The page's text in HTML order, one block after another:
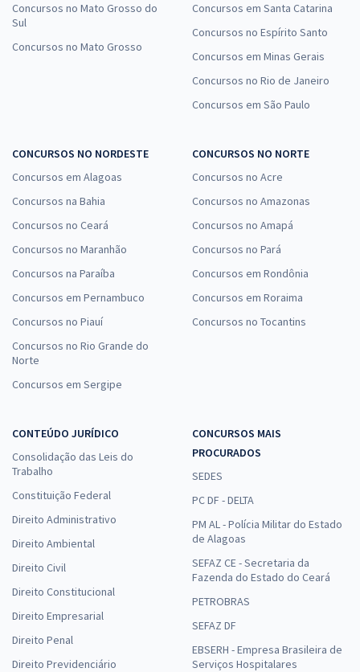
Concursos no Mato Grosso do
Sul
Concursos no Mato Grosso
Concursos em Santa Catarina
Concursos no Espírito Santo
Concursos em Minas Gerais
Concursos no Rio de Janeiro
Concursos em São Paulo
CONCURSOS NO NORDESTE
Concursos em Alagoas
Concursos na Bahia
Concursos no Ceará
Concursos no Maranhão
Concursos na Paraíba
Concursos em Pernambuco
Concursos no Piauí
Concursos no Rio Grande do
Norte
Concursos em Sergipe
CONCURSOS NO NORTE
Concursos no Acre
Concursos no Amazonas
Concursos no Amapá
Concursos no Pará
Concursos em Rondônia
Concursos em Roraima
Concursos no Tocantins
CONTEÚDO JURÍDICO
Consolidação das Leis do
Trabalho
Constituição Federal
Direito Administrativo
Direito Ambiental
Direito Civil
Direito Constitucional
Direito Empresarial
Direito Penal
Direito Previdenciário
CONCURSOS MAIS
PROCURADOS
SEDES
PC DF - DELTA
PM AL - Polícia Militar do Estado
de Alagoas
SEFAZ CE - Secretaria da
Fazenda do Estado do Ceará
PETROBRAS
SEFAZ DF
EBSERH - Empresa Brasileira de
Serviços Hospitalares